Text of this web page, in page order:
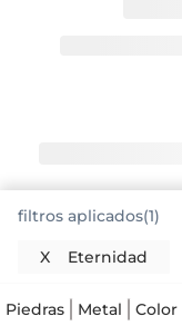
Los anillos
con
filtros aplicados(1)
X Eternidad
Piedras Metal Color